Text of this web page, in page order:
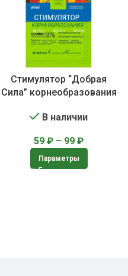
Стимулятор “Добрая
Сила” корнеобразования
В наличии
59 ₽ – 99 ₽
Параметры